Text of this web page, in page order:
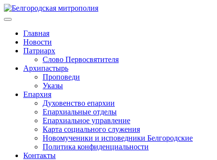
Главная
Новости
Патриарх
Слово Первосвятителя
Архипастырь
Проповеди
Указы
Епархия
Духовенство епархии
Епархиальные отделы
Епархиальное управление
Карта социального служения
Новомученики и исповедники Белгородские
Политика конфиденциальности
Контакты